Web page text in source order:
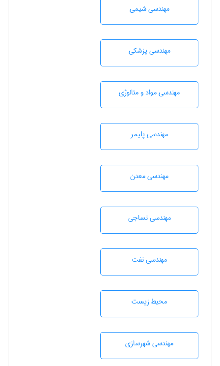
مهندسي شيمی
مهندسی پزشکی
مهندسی مواد و متالوژی
مهندسی پليمر
مهندسی معدن
مهندسي نساجی
مهندسی نفت
محيط زيست
مهندسی شهرسازی